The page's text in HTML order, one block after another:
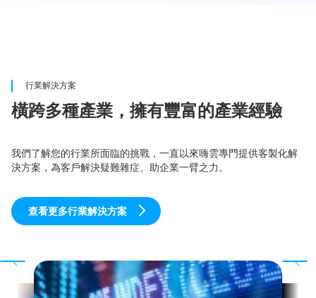
行業解決方案
橫跨多種產業，擁有豐富的產業經驗
我們了解您的行業所面臨的挑戰，一直以來嗨雲專門提供客製化解
決方案，為客戶解決疑難雜症、助企業一臂之力。
查看更多行業解決方案